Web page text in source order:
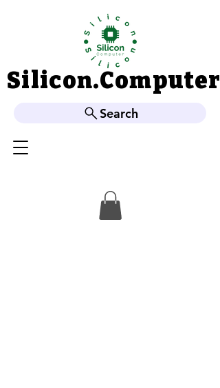
Silicon.Computer
Silicon.Computer
Search